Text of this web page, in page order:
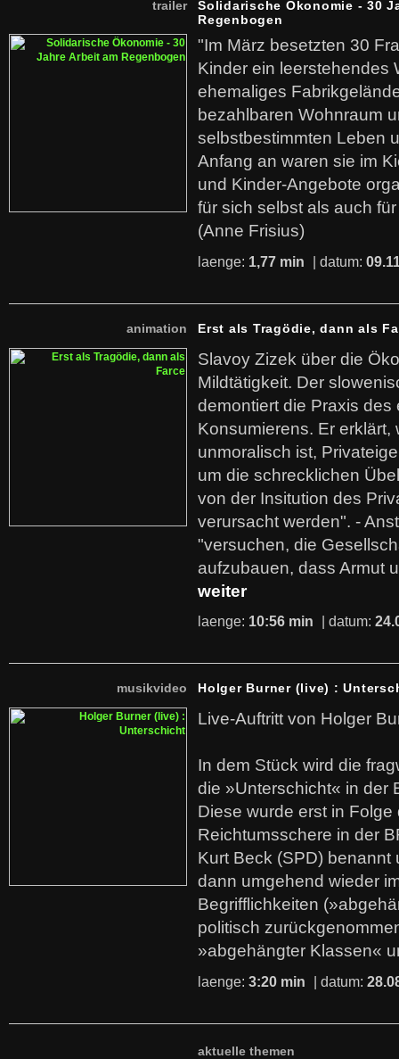
trailer
Solidarische Ökonomie - 30
Regenbogen
"Im März besetzten 30
Kinder ein leerstehendes
ehemaliges
bezahlbaren Wohnraum
selbstbestimmten Leben
Anfang an waren sie im
und Kinder-Angebote
für sich selbst als auch
(Anne Frisius)
laenge: 1,77 min | datum:
animation Erst als Tragödie, dann als
Slavoy Zizek über die
Mildtätigkeit. Der
demontiert die Praxis des
Konsumierens. Er erklärt,
unmoralisch ist,
um die schrecklichen
von der Insitution des
verursacht werden". -
"versuchen, die
aufzubauen, dass Armut
weiter
laenge: 10:56 min | datum:
musikvideo Holger Burner (live) :
Live-Auftritt von Holger
In dem Stück wird die
die »Unterschicht« in der
Diese wurde erst in
Reichtumsschere in der
Kurt Beck (SPD)
dann umgehend wieder
Begrifflichkeiten
politisch
»abgehängter Klassen«
laenge: 3:20 min | datum:
aktuelle themen